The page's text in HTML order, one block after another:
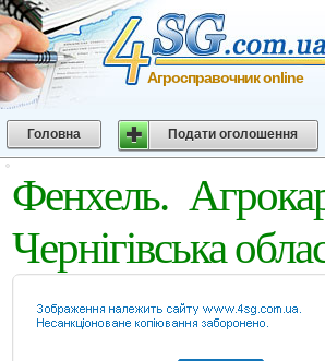
Агросправочник online
Головна Подати оголошення
Фенхель.
Чернігівська